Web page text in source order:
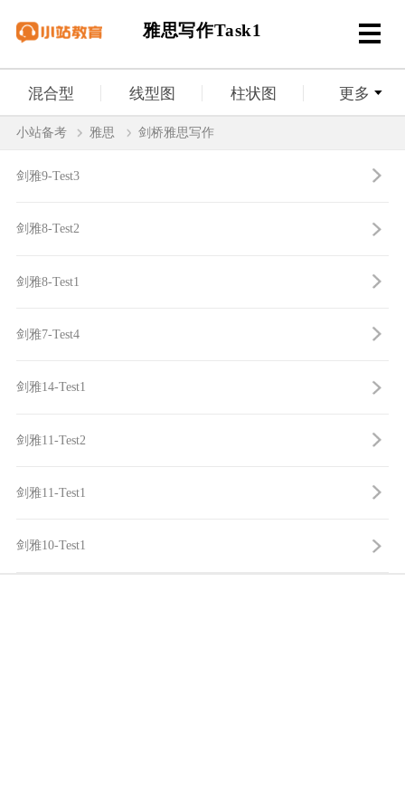
雅思写作Task1
混合型 线型图 柱状图 更多
流程图 饼型图
小站备考 雅思 剑桥雅思写作
剑雅9-Test3
剑雅8-Test2
剑雅8-Test1
剑雅7-Test4
剑雅14-Test1
剑雅11-Test2
剑雅11-Test1
剑雅10-Test1